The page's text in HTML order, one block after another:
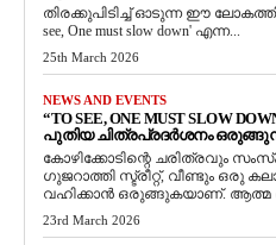
തിരക്കുപിടിച്ച് ഓടുന്ന ഈ
see, One must slow down' എന്ന...
25th March 2026
NEWS AND EVENTS
“TO SEE, ONE MUST SLOW
പുതിയ ചിത്രപ്രദർശനം
കോഴിക്കോടിന്റെ ചരിത്രവും
ഗുജറാത്തി സ്ട്രീറ്റ്, വീണ്ടും ഒരു
വഹിക്കാൻ ഒരുങ്ങുകയാണ്. ആത്മ
23rd March 2026